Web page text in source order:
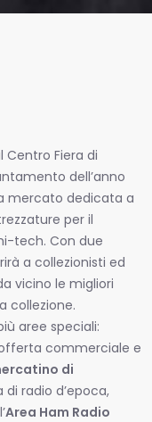
Centro Fiera di
dell’anno
mercato dedicata a
per il
tech. Con due
a collezionisti ed
vicino le migliori
collezione.
aree speciali:
commerciale e
di
radio d’epoca,
Area Ham Radio